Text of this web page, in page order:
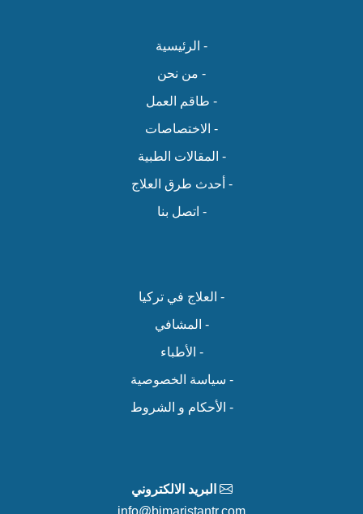
- الرئيسية
- من نحن
- طاقم العمل
- الاختصاصات
- المقالات الطبية
- أحدث طرق العلاج
- اتصل بنا
- العلاج في تركيا
- المشافي
- الأطباء
- سياسة الخصوصية
- الأحكام و الشروط
البريد الالكتروني
info@bimaristantr.com